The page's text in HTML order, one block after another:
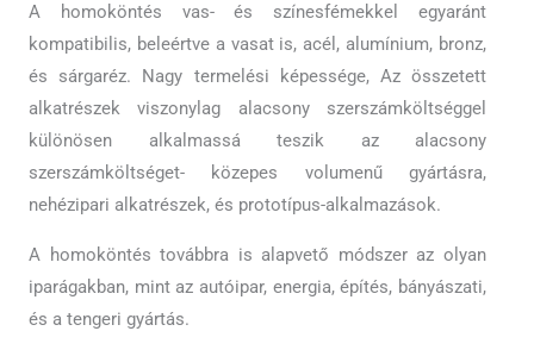
A homoköntés vas- és színesfémekkel egyaránt
kompatibilis, beleértve a vasat is, acél, alumínium, bronz,
és sárgaréz. Nagy termelési képessége, Az összetett
alkatrészek viszonylag alacsony szerszámköltséggel
különösen alkalmassá teszik az alacsony
szerszámköltséget- közepes volumenű gyártásra,
nehézipari alkatrészek, és prototípus-alkalmazások.
A homoköntés továbbra is alapvető módszer az olyan
iparágakban, mint az autóipar, energia, építés, bányászati,
és a tengeri gyártás.